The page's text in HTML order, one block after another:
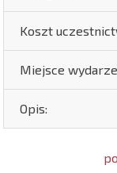
Koszt
Miejsce
Opis: